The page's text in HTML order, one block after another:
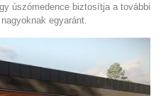
úszómedence biztosítja a további
egyaránt.